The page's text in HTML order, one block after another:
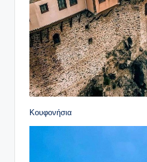
Κουφονήσια